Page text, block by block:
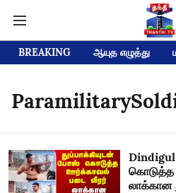
BREAKING ஆயுத எழுத்து
Dindigul
கொடுத்த
லாக்கான